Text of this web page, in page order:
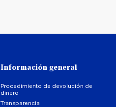
Información general
Procedimiento de devolución de
dinero
Transparencia